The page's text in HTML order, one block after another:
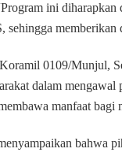
ini
memberikan
0109/Munjul,
dalam
manfaat bagi
bahwa